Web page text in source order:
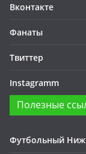
Вконтакте
Фанаты
Твиттер
Instagramm
Полезные
Футбольный